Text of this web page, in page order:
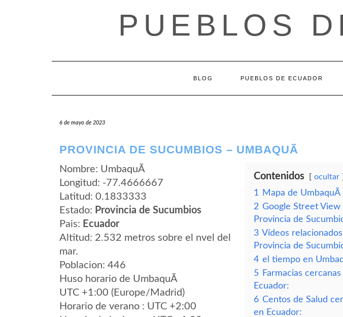
PUEBLOS
BLOG PUEBLOS DE ECUADOR
6 de mayo de 2023
PROVINCIA DE SUCUMBIOS – UMBAQUÃ­
Nombre: UmbaquÃ­
Longitud: -77.4666667
Latitud: 0.1833333
Estado: Provincia de Sucumbios
Pais: Ecuador
Altitud: 2.532 metros sobre el nvel del
mar.
Poblacion: 446
Huso horario de UmbaquÃ­
UTC +1:00 (Europe/Madrid)
Horario de verano : UTC +2:00
Contenidos ocultar
1
Mapa de UmbaquÃ­
2 Google Street View
Provincia de
3 Vídeos
Provincia de
4 el tiempo en
5 Farmacias
Ecuador:
6 Centos de Salud
en Ecuador: